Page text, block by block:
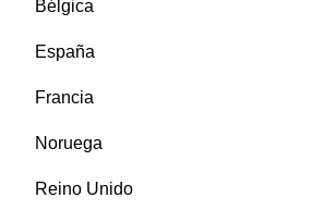
Bélgica
España
Francia
Noruega
Reino Unido